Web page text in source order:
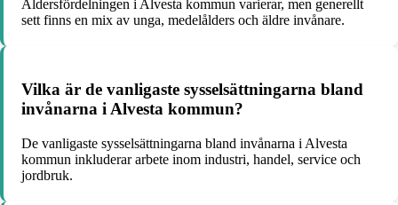
Åldersfördelningen i Alvesta kommun varierar, men generellt
sett finns en mix av unga, medelålders och äldre invånare.
Vilka är de vanligaste sysselsättningarna bland
invånarna i Alvesta kommun?
De vanligaste sysselsättningarna bland invånarna i Alvesta
kommun inkluderar arbete inom industri, handel, service och
jordbruk.